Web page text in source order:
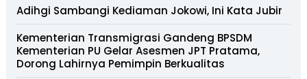
Adihgi Sambangi Kediaman Jokowi, Ini Kata Jubir
Kementerian Transmigrasi Gandeng BPSDM
Kementerian PU Gelar Asesmen JPT Pratama,
Dorong Lahirnya Pemimpin Berkualitas